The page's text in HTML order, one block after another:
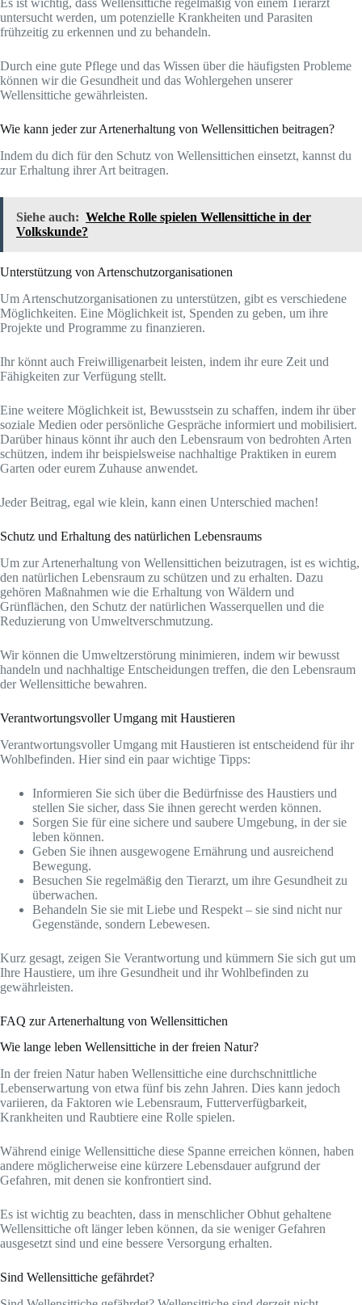
Es ist wichtig, dass Wellensittiche regelmäßig von einem Tierarzt
untersucht werden, um potenzielle Krankheiten und Parasiten
frühzeitig zu erkennen und zu behandeln.
Durch eine gute Pflege und das Wissen über die häufigsten Probleme
können wir die Gesundheit und das Wohlergehen unserer
Wellensittiche gewährleisten.
Wie kann jeder zur Artenerhaltung von Wellensittichen beitragen?
Indem du dich für den Schutz von Wellensittichen einsetzt, kannst du
zur Erhaltung ihrer Art beitragen.
Siehe auch: Welche Rolle spielen Wellensittiche in der
Volkskunde?
Unterstützung von Artenschutzorganisationen
Um Artenschutzorganisationen zu unterstützen, gibt es verschiedene
Möglichkeiten. Eine Möglichkeit ist, Spenden zu geben, um ihre
Projekte und Programme zu finanzieren.
Ihr könnt auch Freiwilligenarbeit leisten, indem ihr eure Zeit und
Fähigkeiten zur Verfügung stellt.
Eine weitere Möglichkeit ist, Bewusstsein zu schaffen, indem ihr über
soziale Medien oder persönliche Gespräche informiert und mobilisiert.
Darüber hinaus könnt ihr auch den Lebensraum von bedrohten Arten
schützen, indem ihr beispielsweise nachhaltige Praktiken in eurem
Garten oder eurem Zuhause anwendet.
Jeder Beitrag, egal wie klein, kann einen Unterschied machen!
Schutz und Erhaltung des natürlichen Lebensraums
Um zur Artenerhaltung von Wellensittichen beizutragen, ist es wichtig,
den natürlichen Lebensraum zu schützen und zu erhalten. Dazu
gehören Maßnahmen wie die Erhaltung von Wäldern und
Grünflächen, den Schutz der natürlichen Wasserquellen und die
Reduzierung von Umweltverschmutzung.
Wir können die Umweltzerstörung minimieren, indem wir bewusst
handeln und nachhaltige Entscheidungen treffen, die den Lebensraum
der Wellensittiche bewahren.
Verantwortungsvoller Umgang mit Haustieren
Verantwortungsvoller Umgang mit Haustieren ist entscheidend für ihr
Wohlbefinden. Hier sind ein paar wichtige Tipps:
Informieren Sie sich über die Bedürfnisse des Haustiers und
stellen Sie sicher, dass Sie ihnen gerecht werden können.
Sorgen Sie für eine sichere und saubere Umgebung, in der sie
leben können.
Geben Sie ihnen ausgewogene Ernährung und ausreichend
Bewegung.
Besuchen Sie regelmäßig den Tierarzt, um ihre Gesundheit zu
überwachen.
Behandeln Sie sie mit Liebe und Respekt – sie sind nicht nur
Gegenstände, sondern Lebewesen.
Kurz gesagt, zeigen Sie Verantwortung und kümmern Sie sich gut um
Ihre Haustiere, um ihre Gesundheit und ihr Wohlbefinden zu
gewährleisten.
FAQ zur Artenerhaltung von Wellensittichen
Wie lange leben Wellensittiche in der freien Natur?
In der freien Natur haben Wellensittiche eine durchschnittliche
Lebenserwartung von etwa fünf bis zehn Jahren. Dies kann jedoch
variieren, da Faktoren wie Lebensraum, Futterverfügbarkeit,
Krankheiten und Raubtiere eine Rolle spielen.
Während einige Wellensittiche diese Spanne erreichen können, haben
andere möglicherweise eine kürzere Lebensdauer aufgrund der
Gefahren, mit denen sie konfrontiert sind.
Es ist wichtig zu beachten, dass in menschlicher Obhut gehaltene
Wellensittiche oft länger leben können, da sie weniger Gefahren
ausgesetzt sind und eine bessere Versorgung erhalten.
Sind Wellensittiche gefährdet?